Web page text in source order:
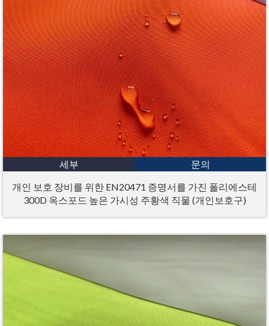
세부
문의
개인 보호 장비를 위한 EN20471 증명서를 가진 폴리에스테
300D 옥스포드 높은 가시성 주황색 직물 (개인보호구)